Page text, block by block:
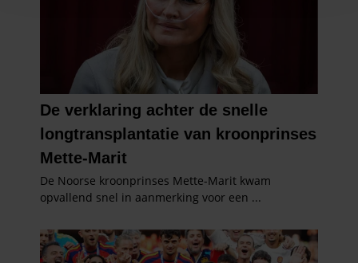
en om ons websiteverkeer te analyseren. Ook delen we
informatie over uw gebruik van onze site met onze
partners voor social media, adverteren en analyse. Deze
partners kunnen deze gegevens combineren met andere
informatie die u aan ze heeft verstrekt of die ze hebben
verzameld op basis van uw gebruik van hun services. U
gaat akkoord met onze cookies als u onze website blijft
gebruiken.